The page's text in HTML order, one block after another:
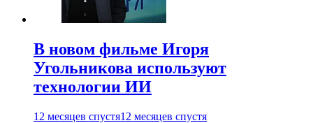
В новом фильме Игоря
Угольникова используют
технологии ИИ
12 месяцев спустя12 месяцев спустя